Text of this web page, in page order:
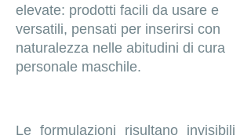
elevate: prodotti facili da usare e
versatili, pensati per inserirsi con
naturalezza nelle abitudini di cura
personale maschile.
Le formulazioni risultano invisibili